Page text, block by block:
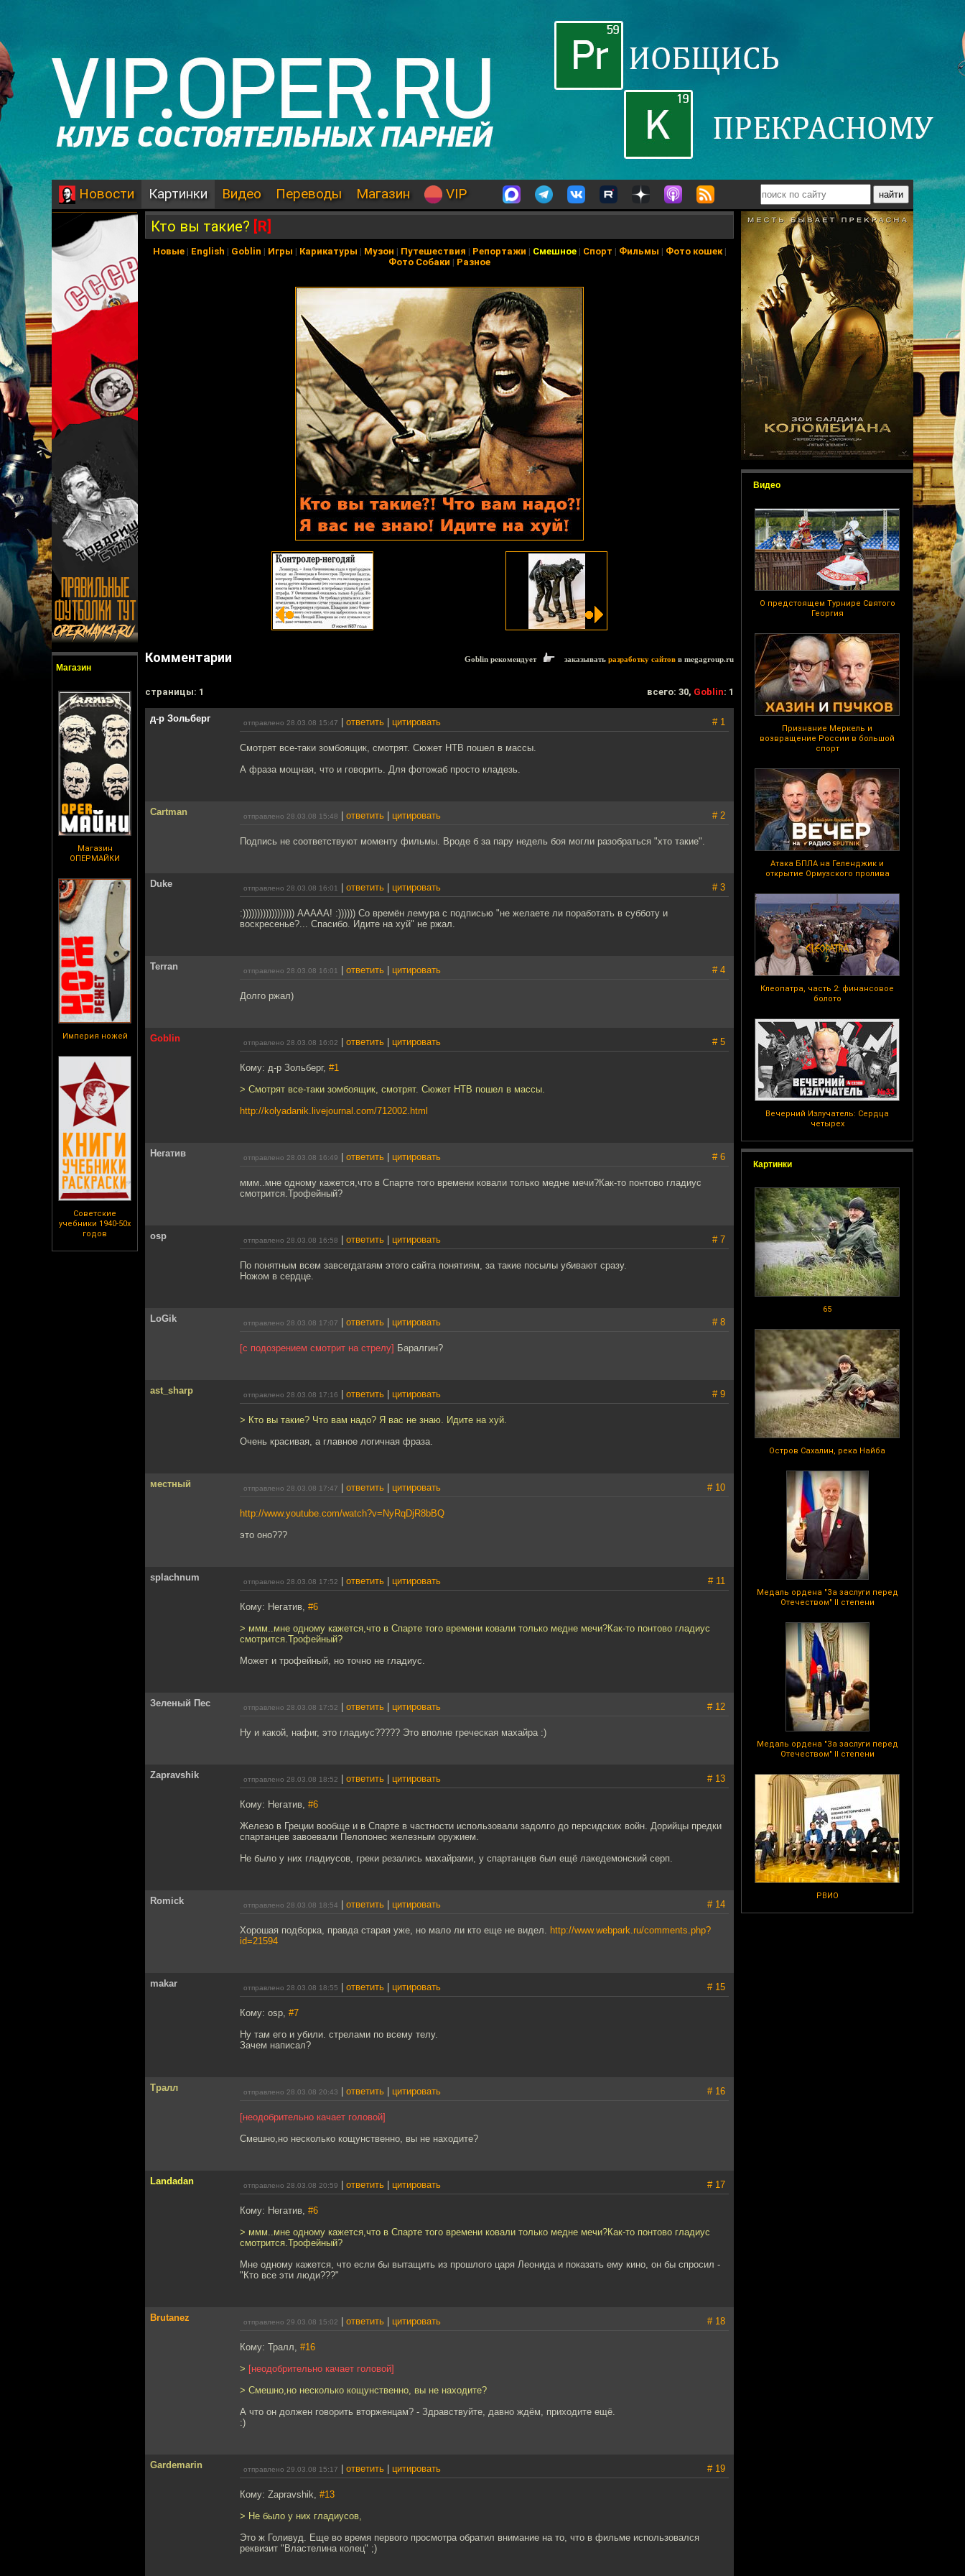
Новости Картинки Видео Переводы Магазин VIP
Магазин
Магазин
ОПЕРМАЙКИ
Империя ножей
Советские
учебники 1940-50х
годов
Видео
О предстоящем Турнире Святого
Георгия
Признание Меркель и
возвращение России в большой
спорт
Атака БПЛА на Геленджик и
открытие Ормузского пролива
Клеопатра, часть 2: финансовое
болото
Вечерний Излучатель: Сердца
четырех
Картинки
65
Остров Сахалин, река Найба
Медаль ордена "За заслуги перед
Отечеством" II степени
Медаль ордена "За заслуги перед
Отечеством" II степени
РВИО
Кто вы такие? [R]
Новые| English | Goblin | Игры | Карикатуры | Музон | Путешествия | Репортажи | Смешное| Спорт | Фильмы | Фото кошек|
Фото Собаки | Разное
Комментарии Goblin рекомендует заказывать разработку сайтов в megagroup.ru
cтраницы: 1 всего: 30, Goblin: 1
д-р Зольберг отправлено 28.03.08 15:47 ответить цитировать # 1
Смотрят все-таки зомбоящик, смотрят. Сюжет НТВ пошел в массы.
А фраза мощная, что и говорить. Для фотожаб просто кладезь.
Cartman отправлено 28.03.08 15:48 ответить цитировать # 2
Подпись не соответствуют моменту фильмы. Вроде б за пару недель боя могли разобраться "хто такие".
Duke отправлено 28.03.08 16:01 ответить цитировать # 3
:)))))))))))))))))) ААААА! :)))))) Со времён лемура с подписью "не желаете ли поработать в субботу и
воскресенье?... Спасибо. Идите на хуй" не ржал.
Terran отправлено 28.03.08 16:01 ответить цитировать # 4
Долго ржал)
Goblin отправлено 28.03.08 16:02 ответить цитировать # 5
Кому: д-р Зольберг, #1
> Смотрят все-таки зомбоящик, смотрят. Сюжет НТВ пошел в массы.
http://kolyadanik.livejournal.com/712002.html
Негатив отправлено 28.03.08 16:49 ответить цитировать # 6
ммм..мне одному кажется,что в Спарте того времени ковали только медне мечи?Как-то понтово гладиус
смотрится.Трофейный?
osp отправлено 28.03.08 16:58 ответить цитировать # 7
По понятным всем завсегдатаям этого сайта понятиям, за такие посылы убивают сразу.
Ножом в сердце.
LoGik отправлено 28.03.08 17:07 ответить цитировать # 8
[с подозрением смотрит на стрелу] Баралгин?
ast_sharp отправлено 28.03.08 17:16 ответить цитировать # 9
> Кто вы такие? Что вам надо? Я вас не знаю. Идите на хуй.
Очень красивая, а главное логичная фраза.
местный отправлено 28.03.08 17:47 ответить цитировать # 10
http://www.youtube.com/watch?v=NyRqDjR8bBQ
это оно???
splachnum отправлено 28.03.08 17:52 ответить цитировать # 11
Кому: Негатив, #6
> ммм..мне одному кажется,что в Спарте того времени ковали только медне мечи?Как-то понтово гладиус
смотрится.Трофейный?
Может и трофейный, но точно не гладиус.
Зеленый Пес отправлено 28.03.08 17:52 ответить цитировать # 12
Ну и какой, нафиг, это гладиус????? Это вполне греческая махайра :)
Zapravshik отправлено 28.03.08 18:52 ответить цитировать # 13
Кому: Негатив, #6
Железо в Греции вообще и в Спарте в частности использовали задолго до персидских войн. Дорийцы предки
спартанцев завоевали Пелопонес железным оружием.
Не было у них гладиусов, греки резались махайрами, у спартанцев был ещё лакедемонский серп.
Romick отправлено 28.03.08 18:54 ответить цитировать # 14
Хорошая подборка, правда старая уже, но мало ли кто еще не видел. http://www.webpark.ru/comments.php?
id=21594
makar отправлено 28.03.08 18:55 ответить цитировать # 15
Кому: osp, #7
Ну там его и убили. стрелами по всему телу.
Зачем написал?
Тралл отправлено 28.03.08 20:43 ответить цитировать # 16
[неодобрительно качает головой]
Смешно,но несколько кощунственно, вы не находите?
Landadan отправлено 28.03.08 20:59 ответить цитировать # 17
Кому: Негатив, #6
> ммм..мне одному кажется,что в Спарте того времени ковали только медне мечи?Как-то понтово гладиус
смотрится.Трофейный?
Мне одному кажется, что если бы вытащить из прошлого царя Леонида и показать ему кино, он бы спросил -
"Кто все эти люди???"
Brutanez отправлено 29.03.08 15:02 ответить цитировать # 18
Кому: Тралл, #16
> [неодобрительно качает головой]
> Смешно,но несколько кощунственно, вы не находите?
А что он должен говорить вторженцам? - Здравствуйте, давно ждём, приходите ещё.
:)
Gardemarin отправлено 29.03.08 15:17 ответить цитировать # 19
Кому: Zapravshik, #13
> Не было у них гладиусов,
Это ж Голивуд. Еще во время первого просмотра обратил внимание на то, что в фильме использовался
реквизит "Властелина колец" ;)